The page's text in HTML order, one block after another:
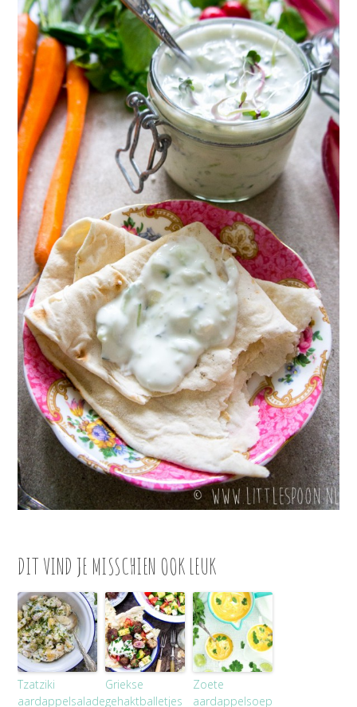
DIT VIND JE MISSCHIEN OOK LEUK
Tzatziki
aardappelsalade
Griekse
gehaktballetjes
Zoete
aardappelsoep